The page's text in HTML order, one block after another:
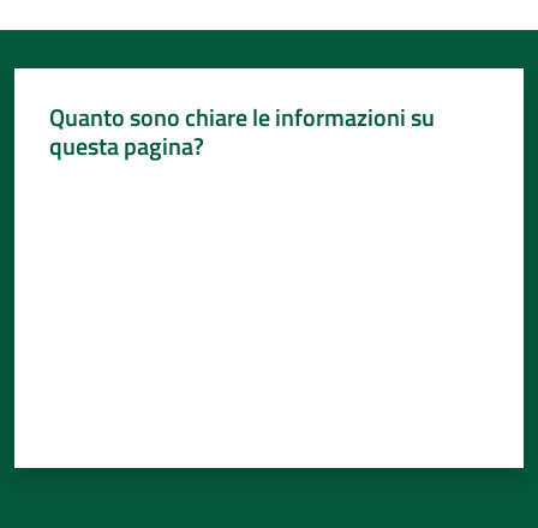
Quanto sono chiare le informazioni su
questa pagina?